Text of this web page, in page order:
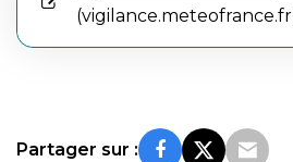
vigilance.meteofrance.fr
Partager sur :